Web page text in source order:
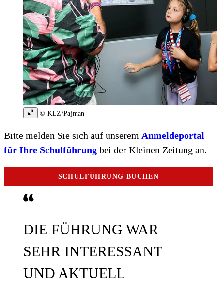
© KLZ/Pajman
Bitte melden Sie sich auf unserem Anmeldeportal
für Ihre Schulführung bei der Kleinen Zeitung an.
SCHULFÜHRUNG BUCHEN
DIE FÜHRUNG WAR
SEHR INTERESSANT
UND AKTUELL